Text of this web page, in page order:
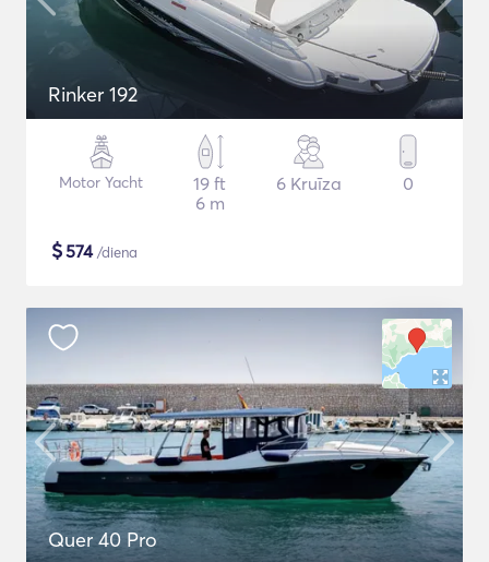
Rinker 192
Motor Yacht
19 ft
6 m
6 Kruīza 0
$574/diena
Quer 40 Pro